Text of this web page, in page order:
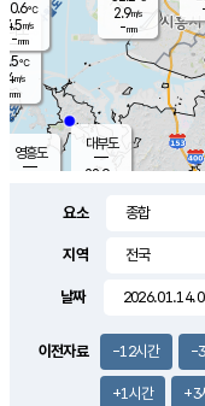
의도
℃
m/s
mm
영흥도
대부도
28.9
30.6℃
4.5m/s
-mm
2.9m/s
-mm
요소
지역
날짜
이전자료 -12시간 -
+1시간 +3